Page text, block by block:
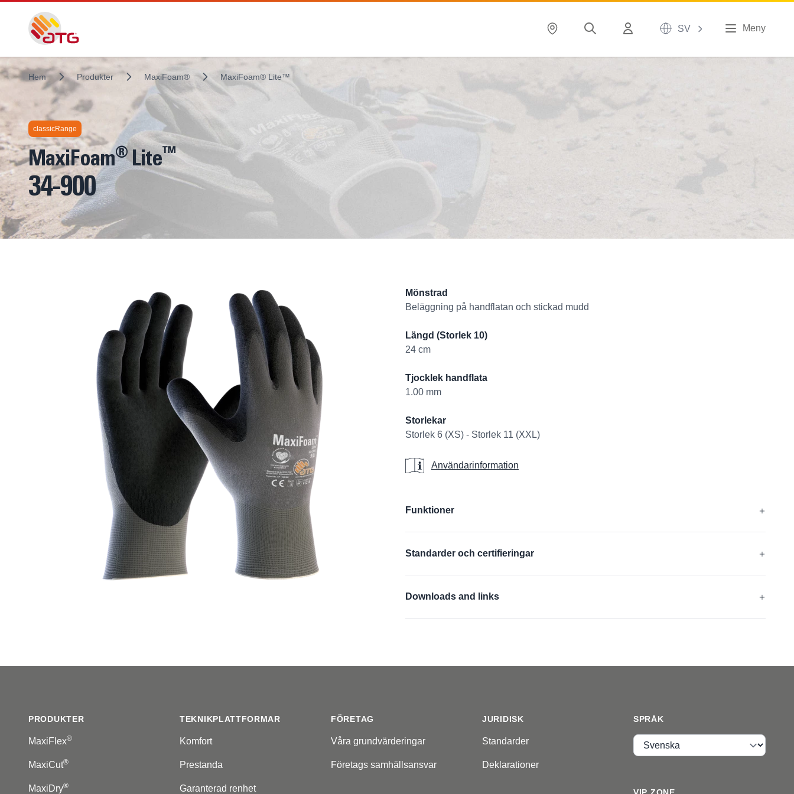
SV Meny
Hem Produkter MaxiFoam® MaxiFoam® Lite™
classicRange
MaxiFoam®Lite™
34-900
Product information
Mönstrad
Beläggning på handflatan och stickad mudd
Längd (Storlek 10)
24 cm
Tjocklek handflata
1.00 mm
Storlekar
Storlek 6 (XS) - Storlek 11 (XXL)
Användarinformation
Användarinformation
Funktioner
Standarder och certifieringar
Downloads and links
Produktinformation
PRODUKTER
MaxiFlex®
MaxiCut®
MaxiDry®
TEKNIKPLATTFORMAR
Komfort
Prestanda
Garanterad renhet
FÖRETAG
Våra grundvärderingar
Företags samhällsansvar
JURIDISK
Standarder
Deklarationer
SPRÅK
Språk
VIP ZONE